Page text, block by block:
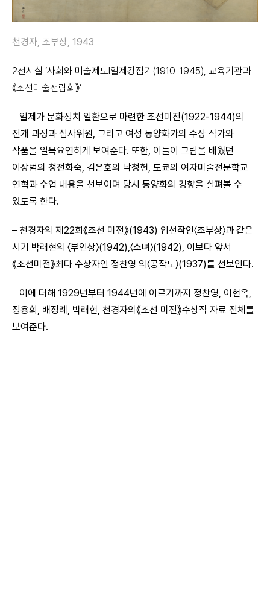
천경자, 조부상, 1943
2전시실 ‘사회와 미술제도Ⅰ일제강점기(1910-1945), 교육기관과
《조선미술전람회》’
– 일제가 문화정치 일환으로 마련한 조선미전(1922-1944)의
전개 과정과 심사위원, 그리고 여성 동양화가의 수상 작가와
작품을 일목요연하게 보여준다. 또한, 이들이 그림을 배웠던
이상범의 청전화숙, 김은호의 낙청헌, 도쿄의 여자미술전문학교
연혁과 수업 내용을 선보이며 당시 동양화의 경향을 살펴볼 수
있도록 한다.
– 천경자의 제22회《조선 미전》(1943) 입선작인〈조부상〉과 같은
시기 박래현의 〈부인상〉(1942),〈소녀〉(1942), 이보다 앞서
《조선미전》최다 수상자인 정찬영 의〈공작도〉(1937)를 선보인다.
– 이에 더해 1929년부터 1944년에 이르기까지 정찬영, 이현옥,
정용희, 배정례, 박래현, 천경자의《조선 미전》수상작 자료 전체를
보여준다.